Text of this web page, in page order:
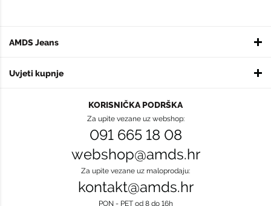
AMDS Jeans
Uvjeti kupnje
KORISNIČKA PODRŠKA
Za upite vezane uz webshop:
091 665 18 08
webshop@amds.hr
Za upite vezane uz maloprodaju:
kontakt@amds.hr
PON - PET od 8 do 16h